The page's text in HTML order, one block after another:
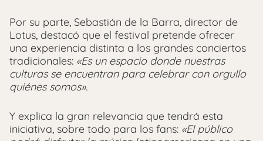
Por su parte, Sebastián de la Barra, director de
Lotus, destacó que el festival pretende ofrecer
una experiencia distinta a los grandes conciertos
tradicionales: «Es un espacio donde nuestras
culturas se encuentran para celebrar con orgullo
quiénes somos».
Y explica la gran relevancia que tendrá esta
iniciativa, sobre todo para los fans: «El público